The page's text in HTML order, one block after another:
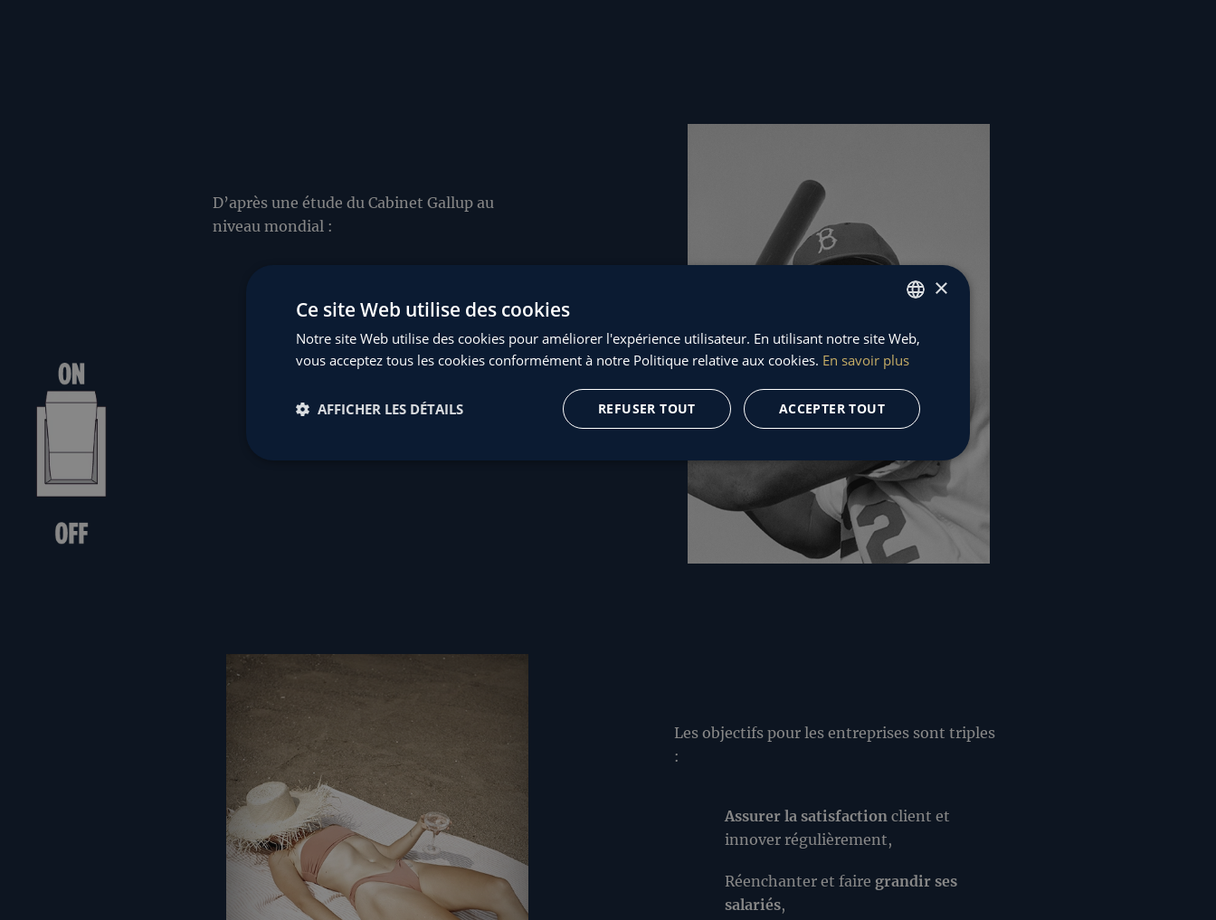
D’après une étude du Cabinet Gallup au
niveau mondial :
dans leur travail,
se disent non-engagés,
au travail, qu’ils cherchent à nuire à
Les objectifs pour les entreprises sont triples
:
Assurer la satisfaction client et
innover régulièrement,
Réenchanter et faire grandir ses
salariés,
FRENCH
ENGLISH
×
Ce site Web utilise des cookies
Notre site Web utilise des cookies pour améliorer l'expérience utilisateur. En utilisant notre site Web,
vous acceptez tous les cookies conformément à notre Politique relative aux cookies. En savoir plus
ACCEPTER TOUT
REFUSER TOUT
AFFICHER LES DÉTAILS